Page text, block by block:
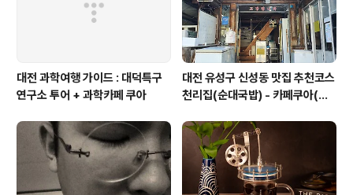
대전 과학여행 가이드 : 대덕특구
연구소 투어 + 과학카페 쿠아
대전 유성구 신성동 맛집 추천코스
천리집(순대국밥) - 카페쿠아(커